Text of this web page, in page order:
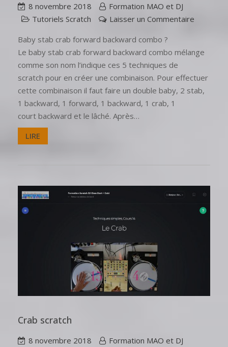
8 novembre 2018
Formation MAO et DJ
Tutoriels Scratch
Laisser un Commentaire
Baby stab crab forward backward combo ?
Le baby stab crab forward backward combo mélange
comme son nom l’indique ces 5 techniques de
scratch pour en créer une combinaison. Pour effectuer
cette combinaison il faut faire un double baby, 2 stab,
1 backward, 1 forward, 1 backward, 1 crab, 1
court backward et le lâché. Après…
LIRE
Crab scratch
8 novembre 2018
Formation MAO et DJ